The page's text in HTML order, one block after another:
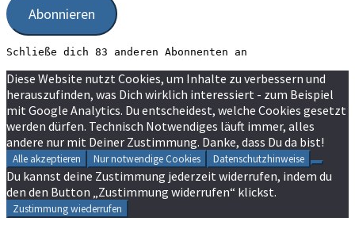
Abonnieren
Schließe dich 83 anderen Abonnenten an
Diese Website nutzt Cookies, um Inhalte zu verbessern und
herauszufinden, was Dich wirklich interessiert - zum Beispiel
mit Google Analytics. Du entscheidest, welche Cookies gesetzt
werden dürfen. Technisch Notwendiges läuft immer, alles
andere nur mit Deiner Zustimmung. Danke, dass Du da bist!
Alle akzeptieren Nur notwendige Cookies Datenschutzhinweise
Du kannst deine Zustimmung jederzeit widerrufen, indem du
den den Button „Zustimmung widerrufen“ klickst.
Zustimmung wiederrufen